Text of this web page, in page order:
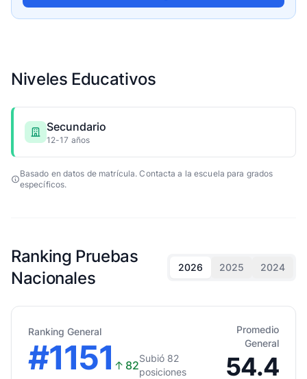
Niveles Educativos
Secundario
12-17 años
Basado en datos de matrícula. Contacta a la escuela para grados
específicos.
Ranking Pruebas
Nacionales
2026 2025 2024
Ranking General
#1151 ↑ 82
Subió 82
posiciones
Promedio
General
54.4